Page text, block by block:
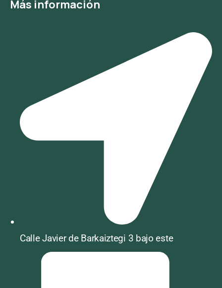
Más información
Calle Javier de Barkaiztegi 3 bajo este